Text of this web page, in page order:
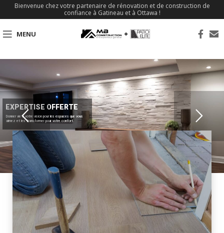
Bienvenue chez votre partenaire de rénovation et de construction de
confiance à Gatineau et à Ottawa !
MENU
EXPERTISE OFFERTE
Donner vie à votre vision pour les espaces que vous
aimez et les transformer pour votre confort.